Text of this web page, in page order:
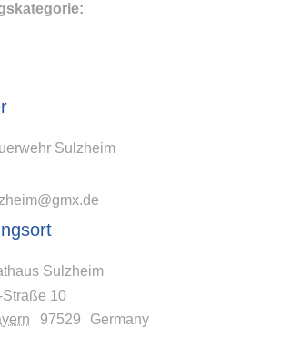
Sulzheim
10
97529 Germany
Sulzheim